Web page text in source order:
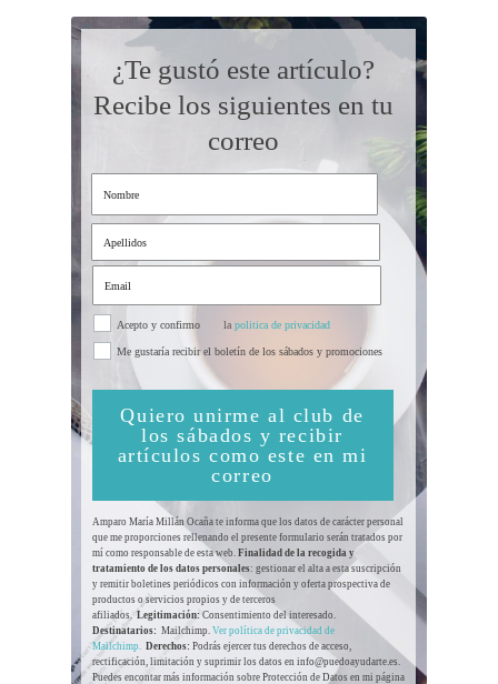
la politica de privacidad
Amparo María Millán Ocaña te informa que los datos de carácter personal
que me proporciones rellenando el presente formulario serán tratados por
mí como responsable de esta web. Finalidad de la recogida y
tratamiento de los datos personales: gestionar el alta a esta suscripción
y remitir boletines periódicos con información y oferta prospectiva de
productos o servicios propios y de terceros
afiliados.Legitimación:Consentimiento del interesado.
Destinatarios: Mailchimp. Ver política de privacidad de
Mailchimp. Derechos: Podrás ejercer tus derechos de acceso,
rectificación, limitación y suprimir los datos en info@puedoayudarte.es.
Puedes encontar más información sobre Protección de Datos en mi página
¿Te gustó este artículo?
Recibe los siguientes en tu
correo
Acepto y confirmo
Me gustaría recibir el boletín de los sábados y promociones
Quiero unirme al club de
los sábados y recibir
artículos como este en mi
correo